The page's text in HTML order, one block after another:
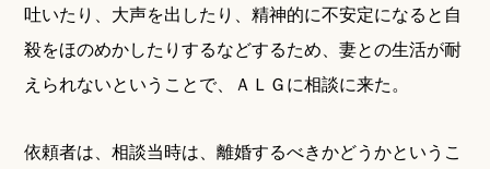
吐いたり、大声を出したり、精神的に不安定になると自
殺をほのめかしたりするなどするため、妻との生活が耐
えられないということで、ＡＬＧに相談に来た。
依頼者は、相談当時は、離婚するべきかどうかというこ